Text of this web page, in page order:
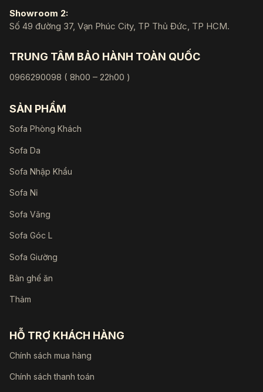
Showroom 2:
Số 49 đường 37, Vạn Phúc City, TP Thủ Đức, TP HCM.
TRUNG TÂM BẢO HÀNH TOÀN QUỐC
0966290098 ( 8h00 – 22h00 )
SẢN PHẨM
Sofa Phòng Khách
Sofa Da
Sofa Nhập Khẩu
Sofa Nỉ
Sofa Văng
Sofa Góc L
Sofa Giường
Bàn ghế ăn
Thảm
HỖ TRỢ KHÁCH HÀNG
Chính sách mua hàng
Chính sách thanh toán